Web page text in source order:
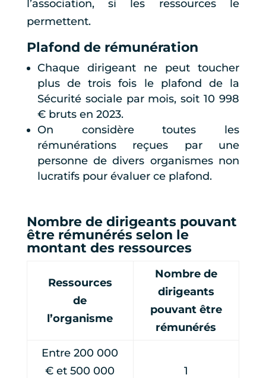
l’association, si les ressources le
permettent.
Plafond de rémunération
Chaque dirigeant ne peut toucher
plus de trois fois le plafond de la
Sécurité sociale par mois, soit 10 998
€ bruts en 2023.
On considère toutes les
rémunérations reçues par une
personne de divers organismes non
lucratifs pour évaluer ce plafond.
Nombre de dirigeants pouvant
être rémunérés selon le
montant des ressources
Ressources
de
l’organisme
Nombre de
dirigeants
pouvant être
rémunérés
Entre 200 000
€ et 500 000
1